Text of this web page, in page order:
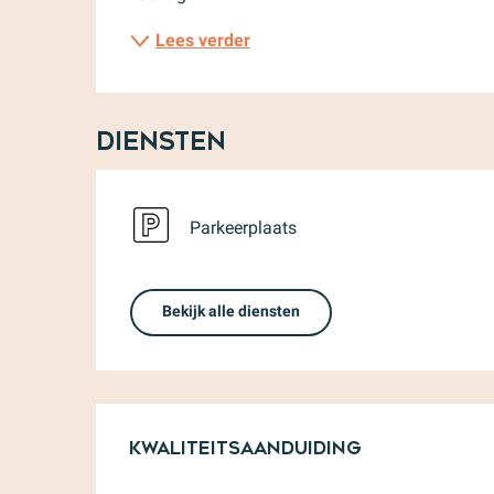
Lees verder
Diensten
Parkeerplaats
Bekijk alle diensten
Kwaliteitsaanduiding
Kwaliteitsaanduiding